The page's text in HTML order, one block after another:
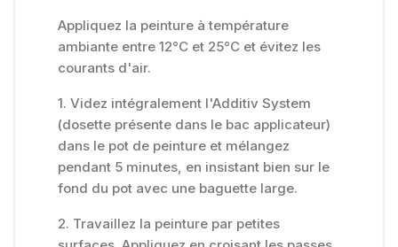
Appliquez la peinture à température
ambiante entre 12°C et 25°C et évitez les
courants d'air.
1. Videz intégralement l'Additiv System
(dosette présente dans le bac applicateur)
dans le pot de peinture et mélangez
pendant 5 minutes, en insistant bien sur le
fond du pot avec une baguette large.
2. Travaillez la peinture par petites